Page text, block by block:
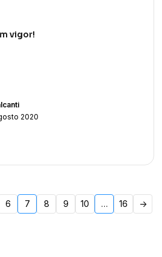
vigor!
2020
6 7 8 9 10 … 16 ->